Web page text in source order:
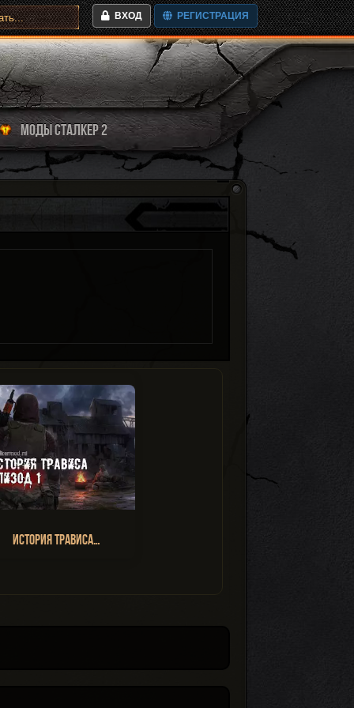
ВХОД РЕГИСТРАЦИЯ
МОДЫ СТАЛКЕР 2
История Трависа…